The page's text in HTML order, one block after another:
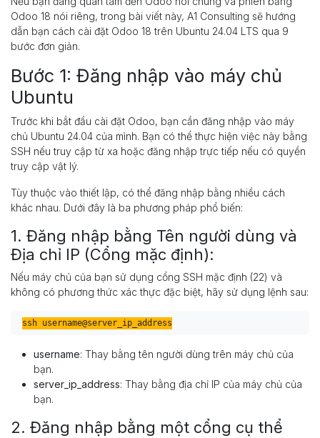
Odoo 18 nói riêng, trong bài viết này, A1 Consulting sẽ hướng
dẫn bạn cách cài đặt Odoo 18 trên Ubuntu 24.04 LTS qua 9
bước đơn giản.
Bước 1: Đăng nhập vào máy chủ
Ubuntu
Trước khi bắt đầu cài đặt Odoo, bạn cần đăng nhập vào máy
chủ Ubuntu 24.04 của mình. Bạn có thể thực hiện việc này bằng
SSH nếu truy cập từ xa hoặc đăng nhập trực tiếp nếu có quyền
truy cập vật lý.
Tùy thuộc vào thiết lập, có thể đăng nhập bằng nhiều cách
khác nhau. Dưới đây là ba phương pháp phổ biến:
1. Đăng nhập bằng Tên người dùng và
Địa chỉ IP (Cổng mặc định):
Nếu máy chủ của bạn sử dụng cổng SSH mặc định (22) và
không có phương thức xác thực đặc biệt, hãy sử dụng lệnh sau:
ssh username@server_ip_address
username: Thay bằng tên người dùng trên máy chủ của
bạn.
server_ip_address: Thay bằng địa chỉ IP của máy chủ của
bạn.
2. Đăng nhập bằng một cổng cụ thể